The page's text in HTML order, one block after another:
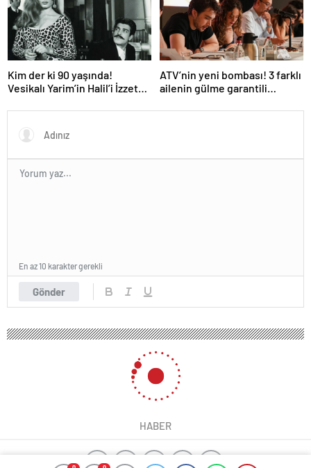
Kim der ki 90 yaşında!
Vesikalı Yarim’in Halil’i İzzet
oldu!
ATV’nin yeni bombası! 3 farklı
ailenin gülme garantili
Gönder
En az 10 karakter gerekli
HABER